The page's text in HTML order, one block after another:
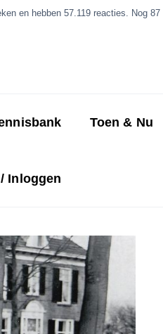
en hebben 57.119 reacties. Nog 87
Toen & Nu
Inloggen